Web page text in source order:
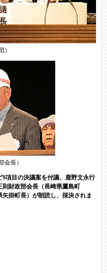
）
会長）
項目の決議案を付議、鹿野文永行
財政部会長（長崎県鷹島町
掛町長）が朗読し、採決されま